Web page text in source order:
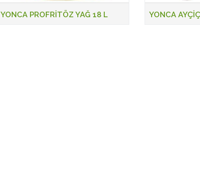
YONCA PROFRİTÖZ YAĞ 18 L YONCA